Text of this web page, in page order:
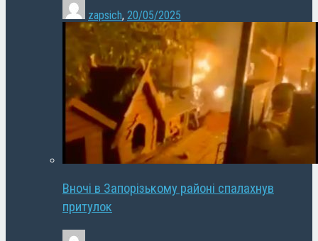
zapsich, 20/05/2025
Вночі в Запорізькому районі спалахнув
притулок